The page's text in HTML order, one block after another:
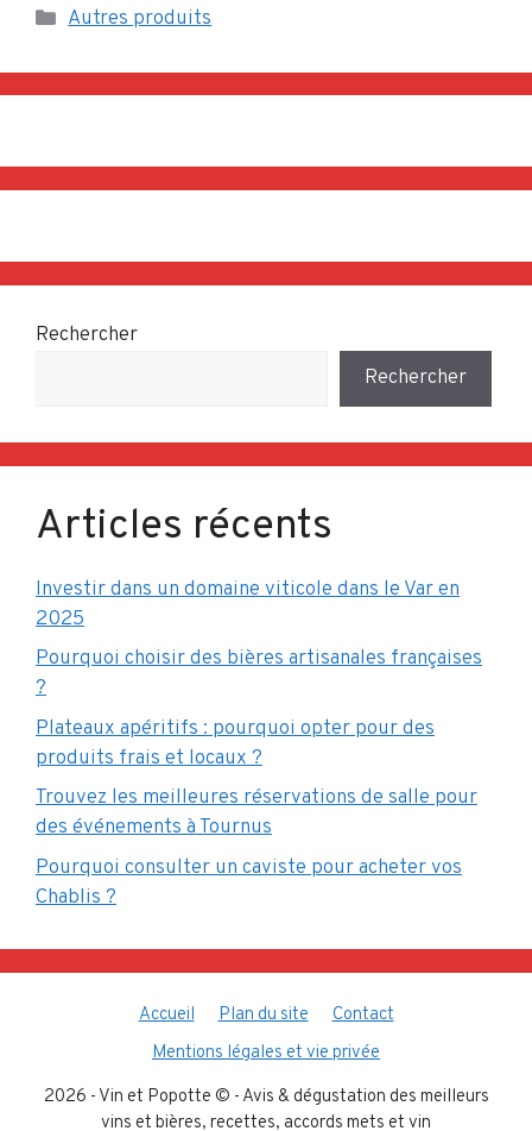
Catégories
Autres produits
Rechercher
Rechercher
Articles récents
Investir dans un domaine viticole dans le Var en
2025
Pourquoi choisir des bières artisanales françaises
?
Plateaux apéritifs : pourquoi opter pour des
produits frais et locaux ?
Trouvez les meilleures réservations de salle pour
des événements à Tournus
Pourquoi consulter un caviste pour acheter vos
Chablis ?
Accueil Plan du site
Contact
Mentions légales et vie privée
2026 - Vin et Popotte © - Avis & dégustation des meilleurs
vins et bières, recettes, accords mets et vin